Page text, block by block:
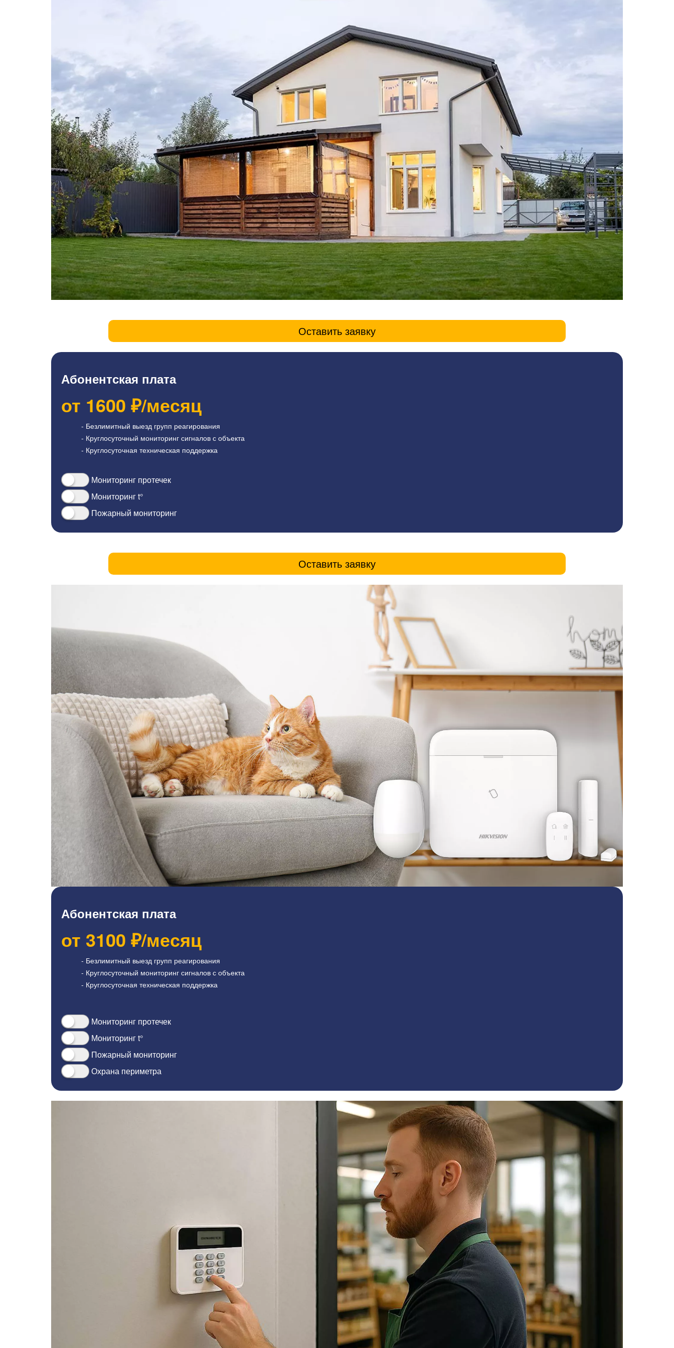
Оставить заявку
Абонентская плата
от 1600 ₽/месяц
- Безлимитный выезд групп реагирования
- Круглосуточный мониторинг сигналов с объекта
- Круглосуточная техническая поддержка
Мониторинг протечек
Мониторинг t°
Пожарный мониторинг
Оставить заявку
Абонентская плата
от 3100 ₽/месяц
- Безлимитный выезд групп реагирования
- Круглосуточный мониторинг сигналов с объекта
- Круглосуточная техническая поддержка
Мониторинг протечек
Мониторинг t°
Пожарный мониторинг
Охрана периметра